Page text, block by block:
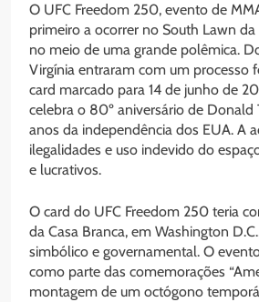
O UFC Freedom 250, evento de
primeiro a ocorrer no South Lawn da
no meio de uma grande polêmica.
Virgínia entraram com um processo
card marcado para 14 de junho de
celebra o 80º aniversário de Donald
anos da independência dos EUA. A
ilegalidades e uso indevido do
e lucrativos.
O card do UFC Freedom 250 teria
da Casa Branca, em Washington
simbólico e governamental. O
como parte das comemorações
montagem de um octógono